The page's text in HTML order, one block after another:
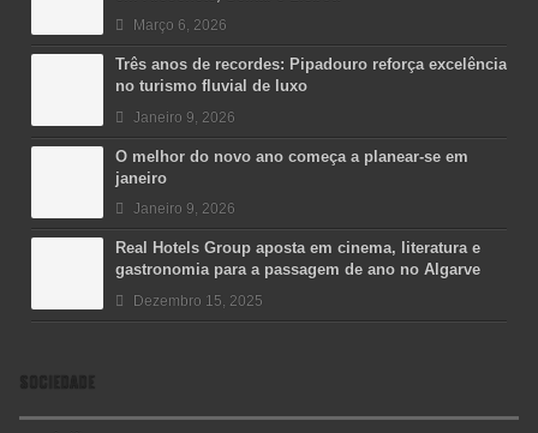
Março 6, 2026
Três anos de recordes: Pipadouro reforça excelência
no turismo fluvial de luxo
Janeiro 9, 2026
O melhor do novo ano começa a planear-se em
janeiro
Janeiro 9, 2026
Real Hotels Group aposta em cinema, literatura e
gastronomia para a passagem de ano no Algarve
Dezembro 15, 2025
SOCIEDADE